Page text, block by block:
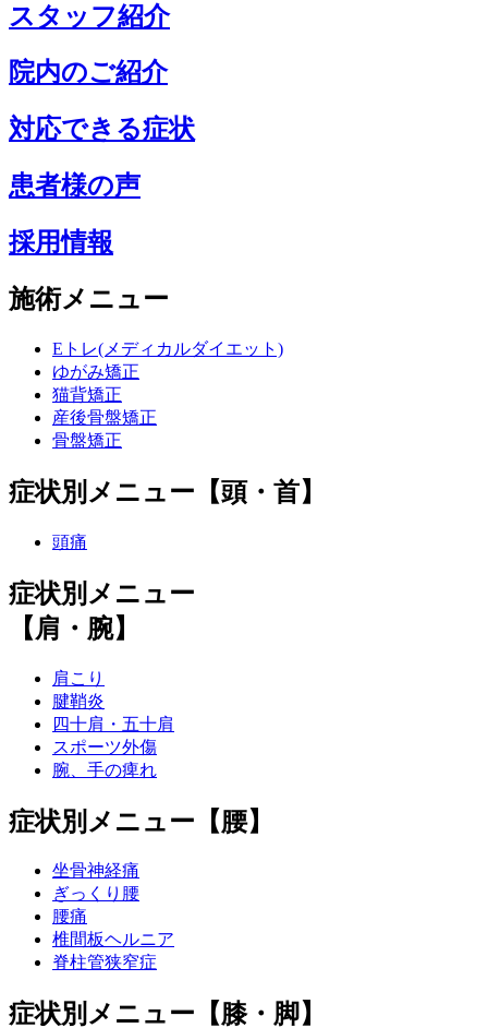
スタッフ紹介
院内のご紹介
対応できる症状
患者様の声
採用情報
施術メニュー
Eトレ(メディカルダイエット)
ゆがみ矯正
猫背矯正
産後骨盤矯正
骨盤矯正
症状別メニュー【頭・首】
頭痛
症状別メニュー
【肩・腕】
肩こり
腱鞘炎
四十肩・五十肩
スポーツ外傷
腕、手の痺れ
症状別メニュー【腰】
坐骨神経痛
ぎっくり腰
腰痛
椎間板ヘルニア
脊柱管狭窄症
症状別メニュー【膝・脚】